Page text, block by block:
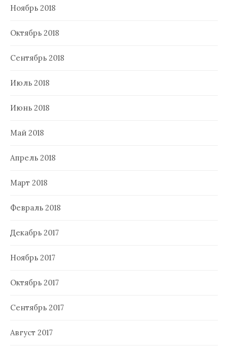
Ноябрь 2018
Октябрь 2018
Сентябрь 2018
Июль 2018
Июнь 2018
Май 2018
Апрель 2018
Март 2018
Февраль 2018
Декабрь 2017
Ноябрь 2017
Октябрь 2017
Сентябрь 2017
Август 2017